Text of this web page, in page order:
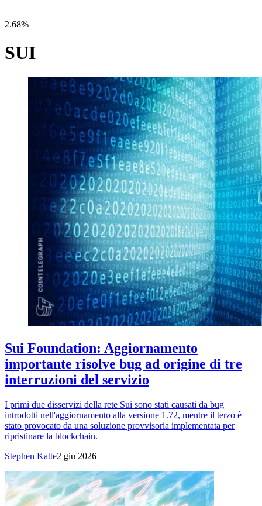
2.68%
SUI
Sui Foundation: Aggiornamento
importante risolve bug ad origine di tre
interruzioni del servizio
I primi due disservizi della rete Sui sono stati causati da bug
introdotti nell'aggiornamento alla versione 1.72, mentre il terzo è
stato provocato da una soluzione provvisoria implementata per
ripristinare la blockchain.
Stephen Katte2 giu 2026